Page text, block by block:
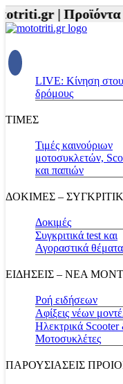
|Προϊόντα
LIVE: Κίνηση
δρόμους
ΤΙΜΕΣ
Τιμές καινούριων
μοτοσυκλετών,
και παπιών
ΔΟΚΙΜΕΣ –
Δοκιμές
Συγκριτικά test και
Αγοραστικά θέματα
ΕΙΔΗΣΕΙΣ – ΝΕΑ
Ροή ειδήσεων
Αφίξεις νέων
Ηλεκτρικά Scooter
Μοτοσυκλέτες
ΠΑΡΟΥΣΙΑΣΕΙΣ